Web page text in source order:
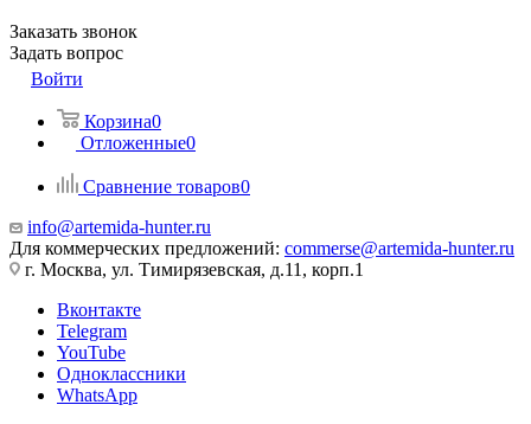
Заказать звонок
Задать вопрос
Войти
Корзина0
Отложенные0
Сравнение товаров0
info@artemida-hunter.ru
Для коммерческих предложений: commerse@artemida-hunter.ru
г. Москва, ул. Тимирязевская, д.11, корп.1
Вконтакте
Telegram
YouTube
Одноклассники
WhatsApp